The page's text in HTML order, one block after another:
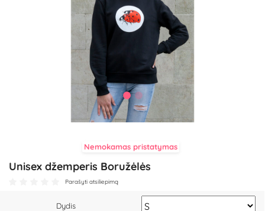
Nemokamas pristatymas
Unisex džemperis Boružėlės
Parašyti atsiliepimą
Dydis